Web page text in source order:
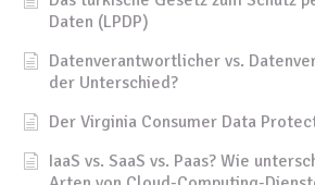
Daten (LPDP)
Datenverantwortlicher vs.
der Unterschied?
Der Virginia Consumer Data
IaaS vs. SaaS vs. Paas? Wie